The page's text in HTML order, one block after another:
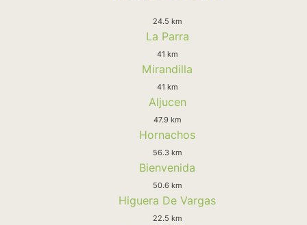
24.5 km
La Parra
41 km
Mirandilla
41 km
Aljucen
47.9 km
Hornachos
56.3 km
Bienvenida
50.6 km
Higuera De Vargas
22.5 km